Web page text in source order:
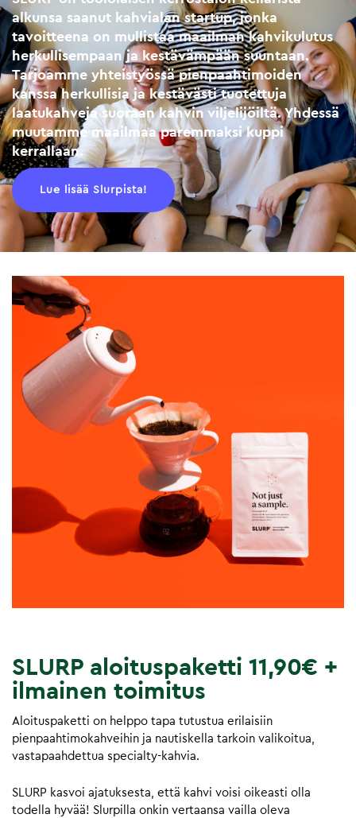
alkunsa saanut kahvialan startup, jonka
tavoitteena on mullistaa maailman kahvikulutus
herkullisempaan ja kestävämpään suuntaan.
Tarjoamme yhteistyössä pienpaahtimoiden
kanssa herkullisia ja kestävästi tuotettuja
laatukahveja suoraan kahvin viljelijöiltä. Yhdessä
muutamme maailmaa paremmaksi kuppi
kerrallaan.
Lue lisää Slurpista!
SLURP aloituspaketti 11,90€ +
ilmainen toimitus
Aloituspaketti on helppo tapa tutustua erilaisiin
pienpaahtimokahveihin ja nautiskella tarkoin valikoitua,
vastapaahdettua specialty-kahvia.
SLURP kasvoi ajatuksesta, että kahvi voisi oikeasti olla
todella hyvää! Slurpilla onkin vertaansa vailla oleva